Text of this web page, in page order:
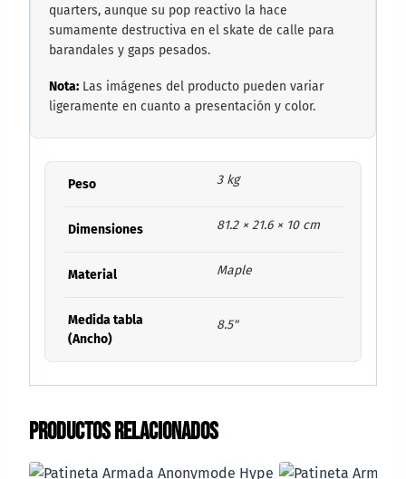
quarters, aunque su pop reactivo la hace
sumamente destructiva en el skate de calle para
barandales y gaps pesados.
Nota: Las imágenes del producto pueden variar
ligeramente en cuanto a presentación y color.
Peso 3 kg
Dimensiones 81.2 × 21.6 × 10 cm
Material Maple
Medida tabla
(Ancho)
8.5"
Productos relacionados